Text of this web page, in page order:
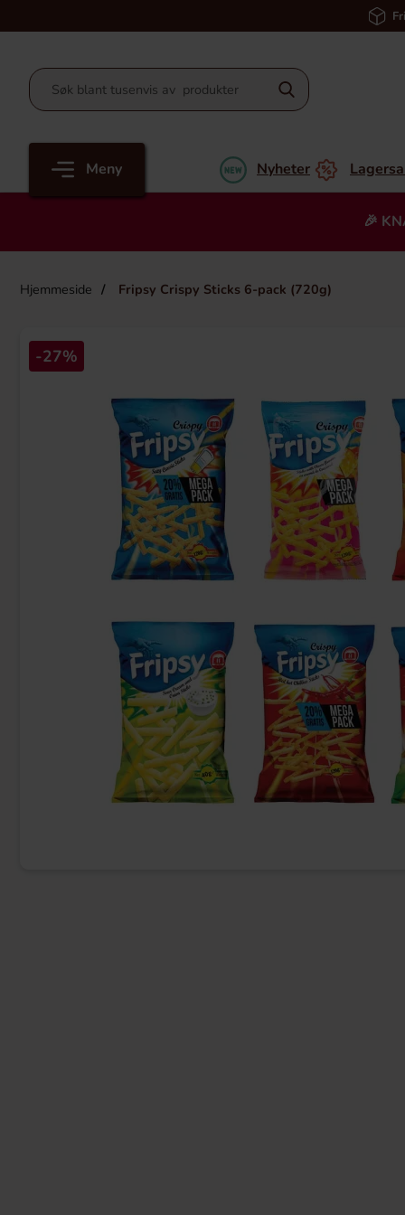
Meny Nyheter
🎉
Hjemmeside Fripsy Crispy Sticks 6-pack (720g)
Popz Micropopcorn 3-Pack Butter 270g
36.90 kr
Red Bull
Köp
-27%